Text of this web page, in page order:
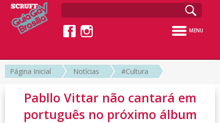
MENU
Página Inicial Notícias #Cultura
Pabllo Vittar não cantará em
português no próximo álbum